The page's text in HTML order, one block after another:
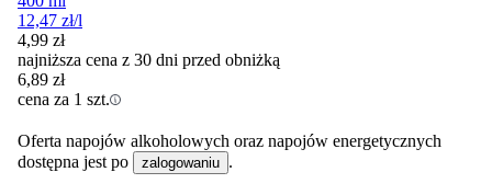
12,47 zł/l
4,99 zł
najniższa cena z 30 dni przed obniżką
6,89 zł
cena za 1 szt.
Oferta napojów alkoholowych oraz napojów energetycznych
dostępna jest po
zalogowaniu .